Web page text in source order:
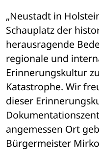
„Neustadt in
Schauplatz der
herausragende
regionale und
Erinnerungskultur
Katastrophe. Wir
dieser
angemessen Ort
Bürgermeister